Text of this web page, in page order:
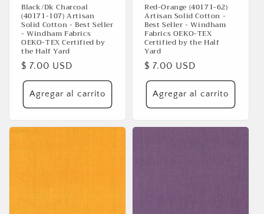
Black/Dk Charcoal
(40171-107) Artisan
Solid Cotton - Best Seller
- Windham Fabrics
OEKO-TEX Certified by
the Half Yard
Precio
habitual
$ 7.00 USD
Agregar al carrito
Red-Orange (40171-62)
Artisan Solid Cotton -
Best Seller - Windham
Fabrics OEKO-TEX
Certified by the Half
Yard
Precio
habitual
$ 7.00 USD
Agregar al carrito